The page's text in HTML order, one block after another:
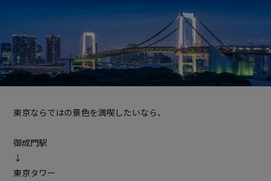
東京ならではの景色を満喫したいなら、
御成門駅
↓
東京タワー